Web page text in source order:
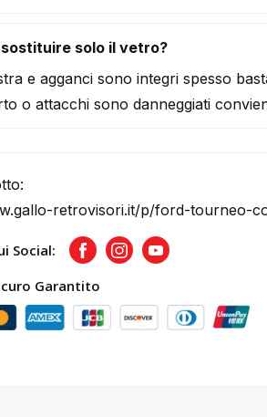
sostituire solo il vetro?
e agganci sono integri spesso
o attacchi sono danneggiati
retrovisori.it/p/ford-tourneo-
Social: FacebookInstagramYoutube
Garantito